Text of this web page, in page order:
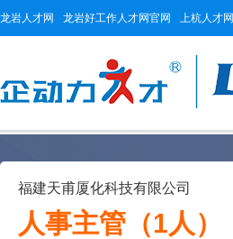
龙岩人才网 龙岩好工作人才网官网 上杭人才网
福建天甫厦化科技有限公司
人事主管（1人）